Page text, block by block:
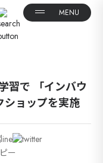
習で 「インバウ
ショップを実施
ー